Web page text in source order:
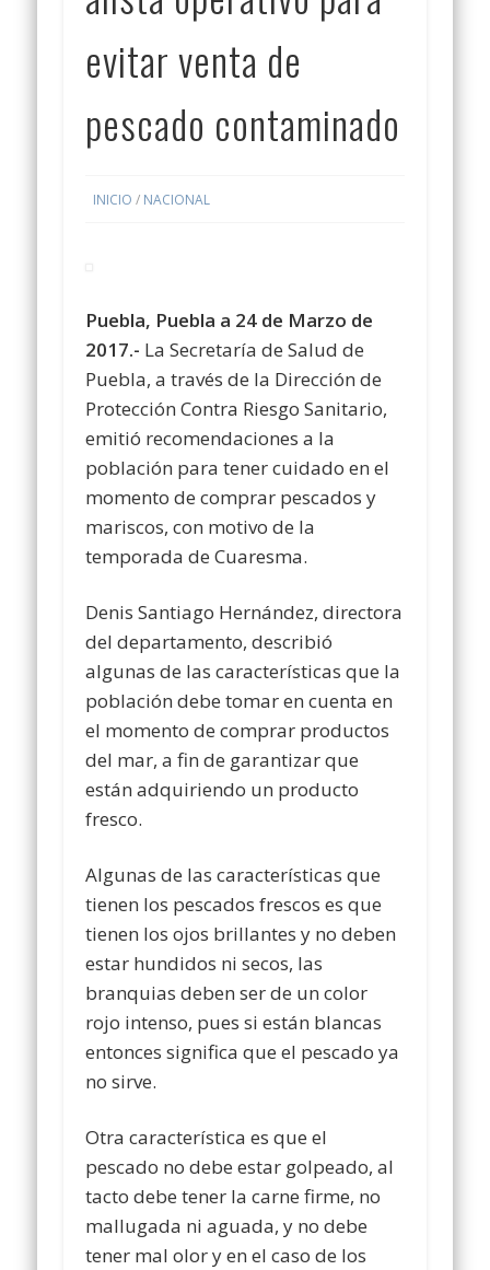
evitar venta de
pescado contaminado
INICIO / NACIONAL
Puebla, Puebla a 24 de Marzo de
2017.- La Secretaría de Salud de
Puebla, a través de la Dirección de
Protección Contra Riesgo Sanitario,
emitió recomendaciones a la
población para tener cuidado en el
momento de comprar pescados y
mariscos, con motivo de la
temporada de Cuaresma.
Denis Santiago Hernández, directora
del departamento, describió
algunas de las características que la
población debe tomar en cuenta en
el momento de comprar productos
del mar, a fin de garantizar que
están adquiriendo un producto
fresco.
Algunas de las características que
tienen los pescados frescos es que
tienen los ojos brillantes y no deben
estar hundidos ni secos, las
branquias deben ser de un color
rojo intenso, pues si están blancas
entonces significa que el pescado ya
no sirve.
Otra característica es que el
pescado no debe estar golpeado, al
tacto debe tener la carne firme, no
mallugada ni aguada, y no debe
tener mal olor y en el caso de los